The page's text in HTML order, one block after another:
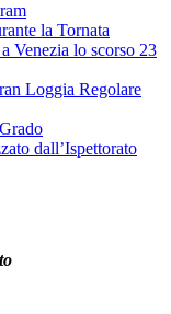
la Tornata
Venezia lo scorso 23
Loggia Regolare
dall’Ispettorato